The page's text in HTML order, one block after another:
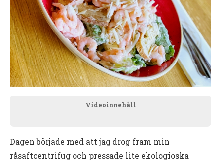
Videoinnehåll
Dagen började med att jag drog fram min
råsaftcentrifug och pressade lite ekologioska